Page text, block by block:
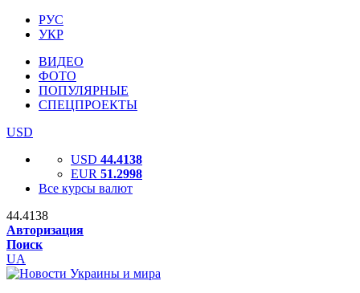
РУС
УКР
ВИДЕО
ФОТО
ПОПУЛЯРНЫЕ
СПЕЦПРОЕКТЫ
USD
USD 44.4138
EUR 51.2998
Все курсы валют
44.4138
Авторизация
Поиск
UA